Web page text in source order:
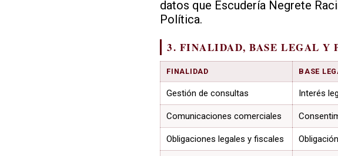
datos que Escudería Negrete
Política.
3. FINALIDAD, BASE LEGAL Y
FINALIDAD BASE
Gestión de consultas Interés
Comunicaciones comerciales
Obligaciones legales y fiscales